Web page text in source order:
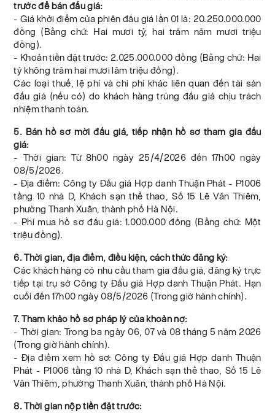
trước để bán đấu giá:
- Giá khởi điểm của phiên đấu giá lần 01 là: 20.250.000.000
đồng (Bằng chữ: Hai mươi tỷ, hai trăm năm mươi triệu
đồng).
- Khoản tiền đặt trước: 2.025.000.000 đồng (Bằng chữ: Hai
tỷ không trăm hai mươi lăm triệu đồng).
Các loại thuế, lệ phí và chi phí khác liên quan đến tài sản
đấu giá (nếu có) do khách hàng trúng đấu giá chịu trách
nhiệm thanh toán.
5. Bán hồ sơ mời đấu giá, tiếp nhận hồ sơ tham gia đấu
giá:
- Thời gian: Từ 8h00 ngày 25/4/2026 đến 17h00 ngày
08/5/2026.
- Địa điểm: Công ty Đấu giá Hợp danh Thuận Phát - P1006
tầng 10 nhà D, Khách sạn thể thao, Số 15 Lê Văn Thiêm,
phường Thanh Xuân, thành phố Hà Nội.
- Phí mua hồ sơ đấu giá: 1.000.000 đồng (Bằng chữ: Một
triệu đồng).
6. Thời gian, địa điểm, điều kiện, cách thức đăng ký:
Các khách hàng có nhu cầu tham gia đấu giá, đăng ký trực
tiếp tại trụ sở Công ty Đấu giá Hợp danh Thuận Phát. Hạn
cuối đến 17h00 ngày 08/5/2026 (Trong giờ hành chính).
7. Tham khảo hồ sơ pháp lý của khoản nợ:
- Thời gian: Trong ba ngày 06, 07 và 08 tháng 5 năm 2026
(Trong giờ hành chính).
- Địa điểm xem hồ sơ: Công ty Đấu giá Hợp danh Thuận
Phát - P1006 tầng 10 nhà D, Khách sạn thể thao, Số 15 Lê
Văn Thiêm, phường Thanh Xuân, thành phố Hà Nội.
8. Thời gian nộp tiền đặt trước: